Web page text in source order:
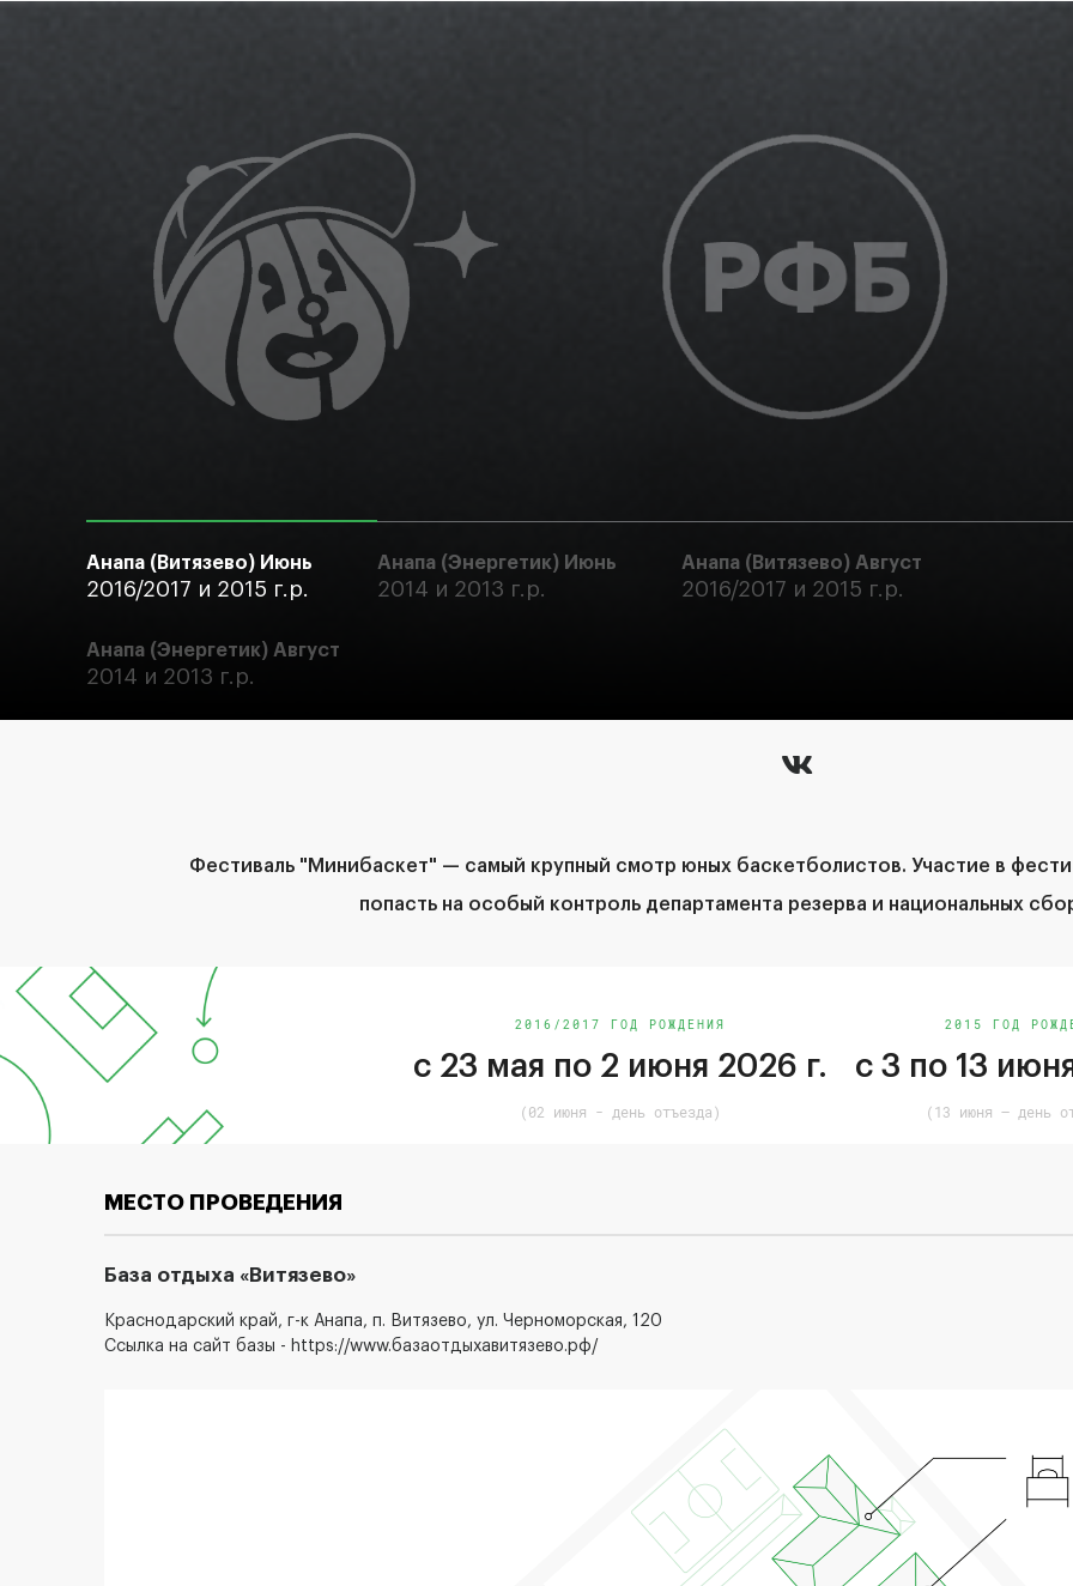
Анапа (Витязево) Июнь
2016/2017 и 2015 г.р.
Анапа (Энергетик) Июнь
2014 и 2013 г.р.
Анапа (Витязево) Август
2016/2017 и 2015 г.р.
Анапа (Энергетик) Август
2014 и 2013 г.р.
Фестиваль "Минибаскет" — самый крупный смотр юных баскетболистов. Участие в
попасть на особый контроль департамента резерва и национальных
2016/2017 ГОД РОЖДЕНИЯ
с 23 мая по 2 июня 2026 г.
(02 июня - день отъезда)
2015 ГОД
с 3 по 13
(13 июня – день
МЕСТО ПРОВЕДЕНИЯ
База отдыха «Витязево»
Краснодарский край, г-к Анапа, п. Витязево, ул. Черноморская, 120
Ссылка на сайт базы - https://www.базаотдыхавитязево.рф/